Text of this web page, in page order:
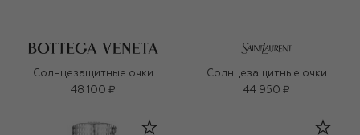
Солнцезащитные очки
48 100 ₽
Солнцезащитные очки
44 950 ₽